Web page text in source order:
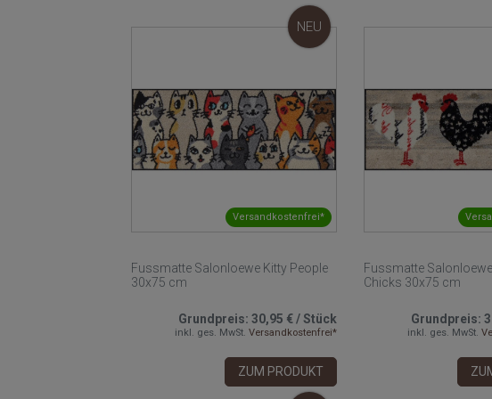
Versandkostenfrei*
NEU
Fussmatte Salonloewe Kitty People
30x75 cm
Grundpreis:30,95 €/Stück
inkl. ges. MwSt. Versandkostenfrei*
ZUM PRODUKT
Fussmatte
Chicks 30x75 cm
Grundpreis:
inkl. ges. MwSt.